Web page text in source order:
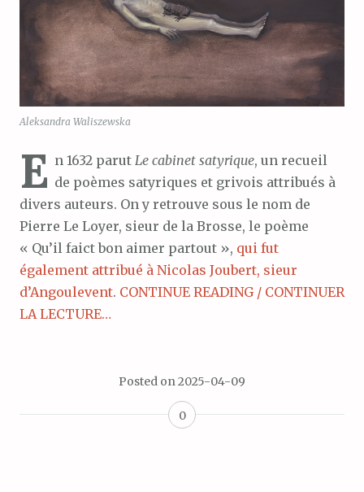
Aleksandra Waliszewska
E n 1632 parut Le cabinet satyrique, un recueil
de poèmes satyriques et grivois attribués à
divers auteurs. On y retrouve sous le nom de
Pierre Le Loyer, sieur de la Brosse, le poème
« Qu’il faict bon aimer partout », qui fut
également attribué à Nicolas Joubert, sieur
d’Angoulevent. CONTINUE READING / CONTINUER
LA LECTURE…
Posted on2025-04-09
0